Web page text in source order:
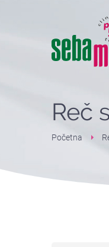
Reč
Početna